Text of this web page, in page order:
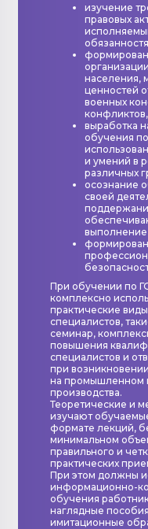
изучение
правовых
населения,
ценностей
военных
выработка
обучения
и умений в
различных
осознание
своей
При обучении по
комплексно
практические
специалистов,
семинар,
повышения
специалистов и
при
на промышленном
производства.
Теоретические и
изучают
формате лекций,
минимальном
правильного и
практических
При этом должны
информационно-
обучения
наглядные
имитационные